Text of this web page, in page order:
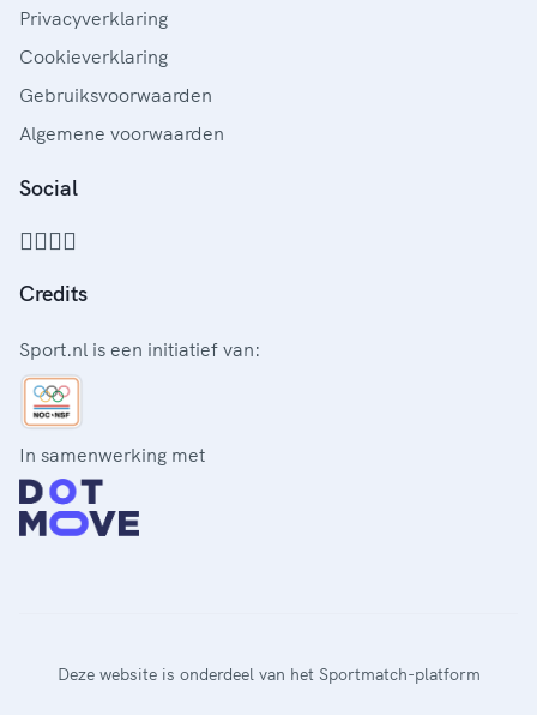
Privacyverklaring
Cookieverklaring
Gebruiksvoorwaarden
Algemene voorwaarden
Social
Credits
Sport.nl is een initiatief van:
In samenwerking met
Deze website is onderdeel van het Sportmatch-platform